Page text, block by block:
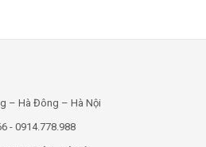
– Hà Đông – Hà Nội
- 0914.778.988